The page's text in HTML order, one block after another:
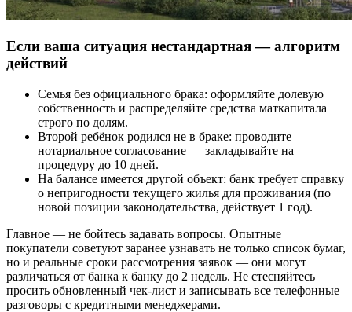
Если ваша ситуация нестандартная — алгоритм
действий
Семья без официального брака: оформляйте долевую
собственность и распределяйте средства маткапитала
строго по долям.
Второй ребёнок родился не в браке: проводите
нотариальное согласование — закладывайте на
процедуру до 10 дней.
На балансе имеется другой объект: банк требует справку
о непригодности текущего жилья для проживания (по
новой позиции законодательства, действует 1 год).
Главное — не бойтесь задавать вопросы. Опытные
покупатели советуют заранее узнавать не только список бумаг,
но и реальные сроки рассмотрения заявок — они могут
различаться от банка к банку до 2 недель. Не стесняйтесь
просить обновленный чек-лист и записывать все телефонные
разговоры с кредитными менеджерами.